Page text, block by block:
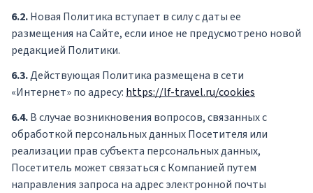
6.2.Новая Политика вступает в силу с даты ее
размещения на Сайте, если иное не предусмотрено новой
редакцией Политики.
6.3.Действующая Политика размещена в сети
«Интернет» по адресу: https://lf-travel.ru/cookies
6.4.В случае возникновения вопросов, связанных с
обработкой персональных данных Посетителя или
реализации прав субъекта персональных данных,
Посетитель может связаться с Компанией путем
направления запроса на адрес электронной почты